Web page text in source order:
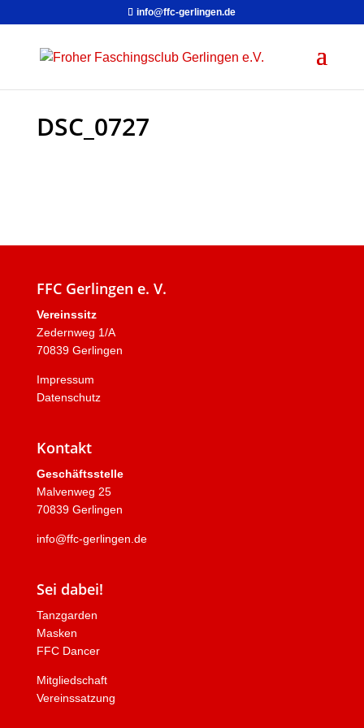
info@ffc-gerlingen.de
DSC_0727
FFC Gerlingen e. V.
Vereinssitz
Zedernweg 1/A
70839 Gerlingen
Impressum
Datenschutz
Kontakt
Geschäftsstelle
Malvenweg 25
70839 Gerlingen
info@ffc-gerlingen.de
Sei dabei!
Tanzgarden
Masken
FFC Dancer
Mitgliedschaft
Vereinssatzung